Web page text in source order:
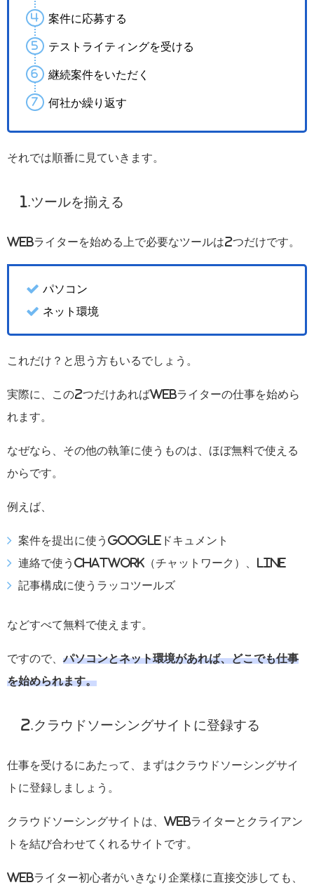
案件に応募する
テストライティングを受ける
継続案件をいただく
何社か繰り返す
それでは順番に見ていきます。
1.ツールを揃える
Webライターを始める上で必要なツールは2つだけです。
パソコン
ネット環境
これだけ？と思う方もいるでしょう。
実際に、この2つだけあればWebライターの仕事を始めら
れます。
なぜなら、その他の執筆に使うものは、ほぼ無料で使える
からです。
例えば、
案件を提出に使うGoogleドキュメント
連絡で使うChatWork（チャットワーク）、LINE
記事構成に使うラッコツールズ
などすべて無料で使えます。
ですので、パソコンとネット環境があれば、どこでも仕事
を始められます。
2.クラウドソーシングサイトに登録する
仕事を受けるにあたって、まずはクラウドソーシングサイ
トに登録しましょう。
クラウドソーシングサイトは、Webライターとクライアン
トを結び合わせてくれるサイトです。
Webライター初心者がいきなり企業様に直接交渉しても、